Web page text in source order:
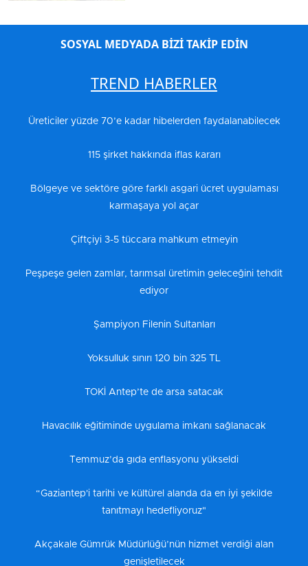
SOSYAL MEDYADA BİZİ TAKİP EDİN
TREND HABERLER
Üreticiler yüzde 70’e kadar hibelerden faydalanabilecek
115 şirket hakkında iflas kararı
Bölgeye ve sektöre göre farklı asgari ücret uygulaması
karmaşaya yol açar
Çiftçiyi 3-5 tüccara mahkum etmeyin
Peşpeşe gelen zamlar, tarımsal üretimin geleceğini tehdit
ediyor
Şampiyon Filenin Sultanları
Yoksulluk sınırı 120 bin 325 TL
TOKİ Antep’te de arsa satacak
Havacılık eğitiminde uygulama imkanı sağlanacak
Temmuz’da gıda enflasyonu yükseldi
“Gaziantep'i tarihi ve kültürel alanda da en iyi şekilde
tanıtmayı hedefliyoruz"
Akçakale Gümrük Müdürlüğü’nün hizmet verdiği alan
genişletilecek